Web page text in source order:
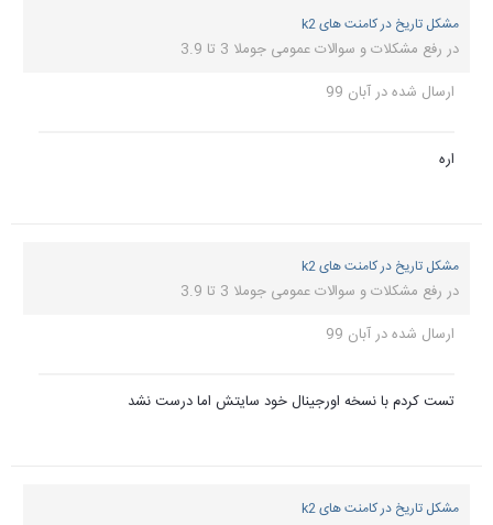
مشکل تاریخ در کامنت های k2
در رفع مشکلات و سوالات عمومی جوملا 3 تا 3.9
ارسال شده درآبان 99
اره
مشکل تاریخ در کامنت های k2
در رفع مشکلات و سوالات عمومی جوملا 3 تا 3.9
ارسال شده درآبان 99
تست کردم با نسخه اورجینال خود سایتش اما درست نشد
مشکل تاریخ در کامنت های k2